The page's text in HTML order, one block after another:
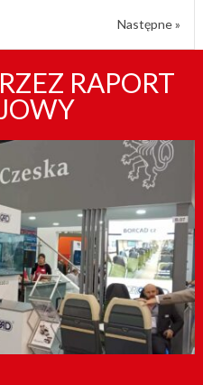
Następne »
RAPORT